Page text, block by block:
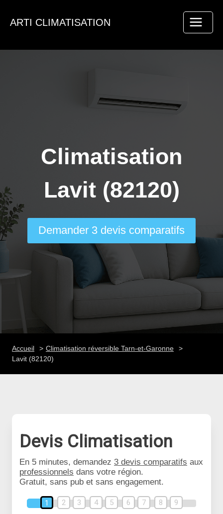
ARTI CLIMATISATION
Climatisation
Lavit (82120)
Demander 3 devis comparatifs
Accueil
Climatisation réversible Tarn-et-Garonne
Lavit (82120)
Devis Climatisation
En 5 minutes, demandez 3 devis comparatifs aux
professionnels dans votre région.
Gratuit, sans pub et sans engagement.
1 2 3 4 5 6 7 8 9